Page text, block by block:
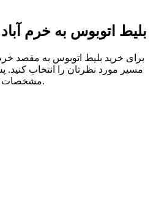
بلیط اتوبوس به خرم
برای خرید بلیط اتوبوس به مقصد خرم
مسیر مورد نظرتان را انتخاب کنید.
مشخصات اتوبوس نمایش داده می‌شود.